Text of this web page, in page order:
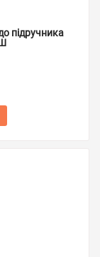
підручника